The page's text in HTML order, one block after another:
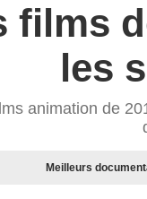
films
les
animation de
Meilleurs